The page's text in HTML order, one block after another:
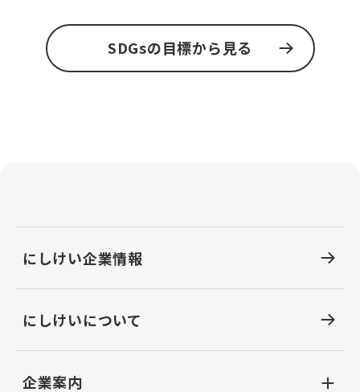
SDGsの目標から見る
にしけい企業情報
にしけいについて
企業案内